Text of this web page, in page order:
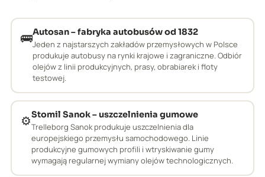
🚌Autosan – fabryka autobusów od 1832
Jeden z najstarszych zakładów przemysłowych w Polsce
produkuje autobusy na rynki krajowe i zagraniczne. Odbiór
olejów z linii produkcyjnych, prasy, obrabiarek i floty
testowej.
⚙️Stomil Sanok – uszczelnienia gumowe
Trelleborg Sanok produkuje uszczelnienia dla
europejskiego przemysłu samochodowego. Linie
produkcyjne gumowych profili i wtryskiwanie gumy
wymagają regularnej wymiany olejów technologicznych.